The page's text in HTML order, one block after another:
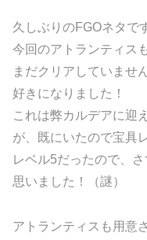
久しぶりのFGOネタで
今回のアトランティス
まだクリアしていませ
好きになりました！
これは弊カルデアに迎
が、既にいたので宝具
レベル5だったので、
思いました！（謎）
アトランティスも用意